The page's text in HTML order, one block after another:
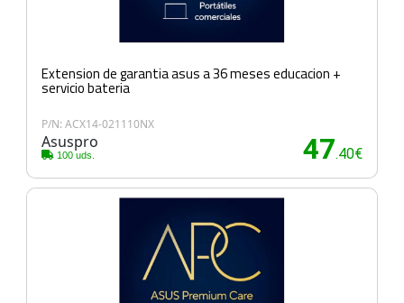
Extension de garantia asus a 36 meses educacion +
servicio bateria
P/N: ACX14-021110NX
Asuspro
100 uds. 47.40€